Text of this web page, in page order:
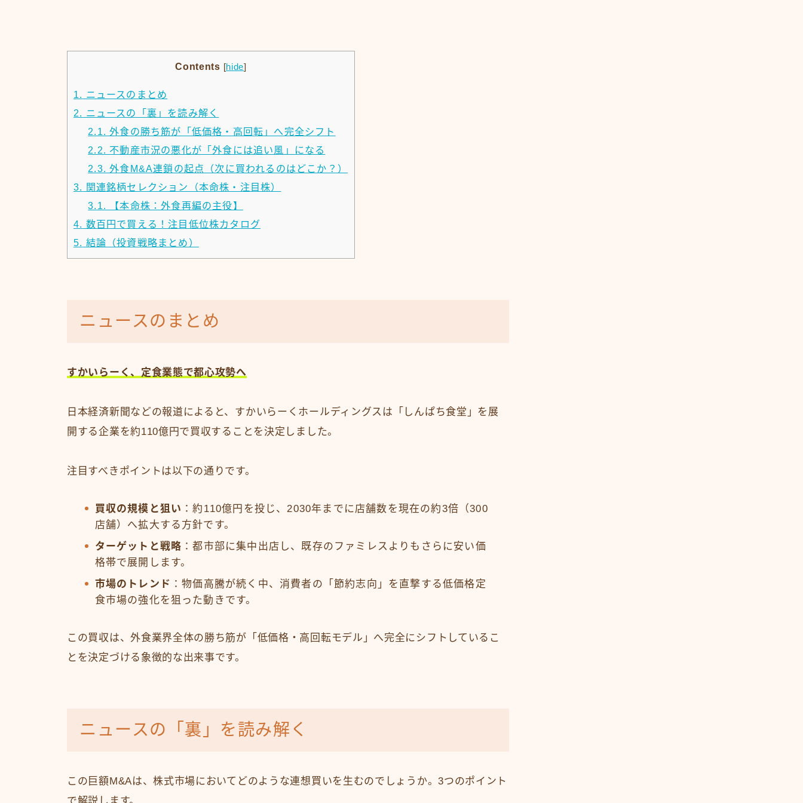
Contents [hide]
1. ニュースのまとめ
2. ニュースの「裏」を読み解く
2.1. 外食の勝ち筋が「低価格・高回転」へ完全シフト
2.2. 不動産市況の悪化が「外食には追い風」になる
2.3. 外食M&A連鎖の起点（次に買われるのはどこか？）
3. 関連銘柄セレクション（本命株・注目株）
3.1.
【本命株：外食再編の主役】
4. 数百円で買える！注目低位株カタログ
5. 結論（投資戦略まとめ）
ニュースのまとめ
すかいらーく、定食業態で都心攻勢へ
日本経済新聞などの報道によると、すかいらーくホールディングスは「しんぱち食堂」を展
開する企業を約110億円で買収することを決定しました。
注目すべきポイントは以下の通りです。
買収の規模と狙い ：約110億円を投じ、2030年までに店舗数を現在の約3倍（300
店舗）へ拡大する方針です。
ターゲットと戦略 ：都市部に集中出店し、既存のファミレスよりもさらに安い価
格帯で展開します。
市場のトレンド ：物価高騰が続く中、消費者の「節約志向」を直撃する低価格定
食市場の強化を狙った動きです。
この買収は、外食業界全体の勝ち筋が「低価格・高回転モデル」へ完全にシフトしているこ
とを決定づける象徴的な出来事です。
ニュースの「裏」を読み解く
この巨額M&Aは、株式市場においてどのような連想買いを生むのでしょうか。3つのポイント